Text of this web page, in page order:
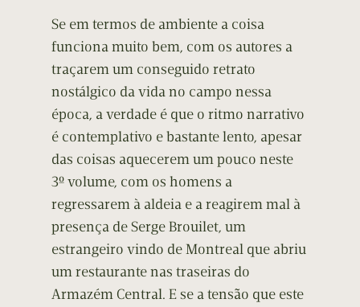
Se em termos de ambiente a coisa
funciona muito bem, com os autores a
traçarem um conseguido retrato
nostálgico da vida no campo nessa
época, a verdade é que o ritmo narrativo
é contemplativo e bastante lento, apesar
das coisas aquecerem um pouco neste
3º volume, com os homens a
regressarem à aldeia e a reagirem mal à
presença de Serge Brouilet, um
estrangeiro vindo de Montreal que abriu
um restaurante nas traseiras do
Armazém Central. E se a tensão que este